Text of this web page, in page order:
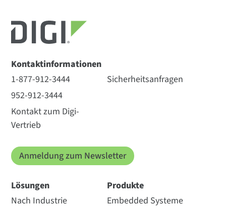
Kontaktinformationen
1-877-912-3444
952-912-3444
Kontakt zum Digi-
Vertrieb
Sicherheitsanfragen
Anmeldung zum Newsletter
Lösungen
Nach Industrie
Produkte
Embedded Systeme